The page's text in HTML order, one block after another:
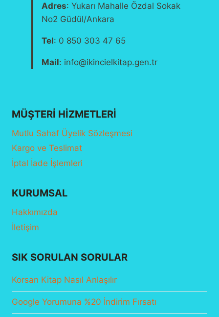
Adres: Yukarı Mahalle Özdal Sokak
No2 Güdül/Ankara
Tel: 0 850 303 47 65
Mail: info@ikincielkitap.gen.tr
MÜŞTERI HIZMETLERI
Mutlu Sahaf Üyelik Sözleşmesi
Kargo ve Teslimat
İptal İade İşlemleri
KURUMSAL
Hakkımızda
İletişim
SIK SORULAN SORULAR
Korsan Kitap Nasıl Anlaşılır
Google Yorumuna %20 İndirim Fırsatı